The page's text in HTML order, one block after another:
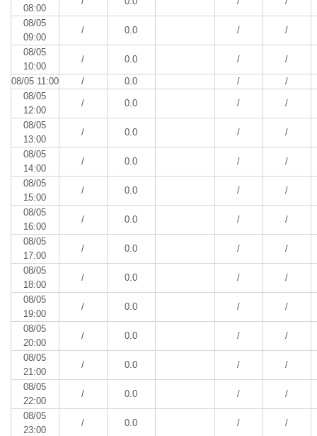
08:00
08/05
09:00
/ 0.0 / /
08/05
10:00
/ 0.0 / /
08/05 11:00 / 0.0 /
/
08/05
12:00
/ 0.0 / /
08/05
13:00
/ 0.0 / /
08/05
14:00
/ 0.0 / /
08/05
15:00
/ 0.0 / /
08/05
16:00
/ 0.0 / /
08/05
17:00
/ 0.0 / /
08/05
18:00
/ 0.0 / /
08/05
19:00
/ 0.0 / /
08/05
20:00
/ 0.0 / /
08/05
21:00
/ 0.0 / /
08/05
22:00
/ 0.0 / /
08/05
23:00
/ 0.0 / /